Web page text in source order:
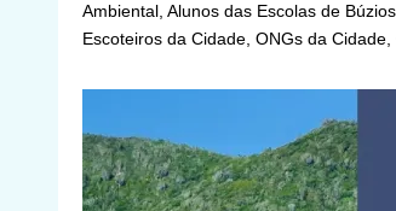
Ambiental, Alunos das Escolas de
Escoteiros da Cidade, ONGs da